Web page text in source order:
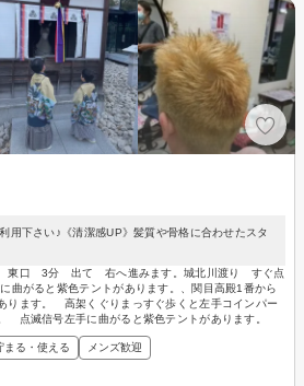
用下さい♪《清潔感UP》髪質や骨格に合わせたスタ
東口 3分 出て 右へ進みます。城北川渡り すぐ点
曲がると紫色テントがあります。、関目高殿1番から
ます。 高架くぐりまっすぐ歩くと左手コインパー
点滅信号左手に曲がると紫色テントがあります。
まる・使える メンズ歓迎